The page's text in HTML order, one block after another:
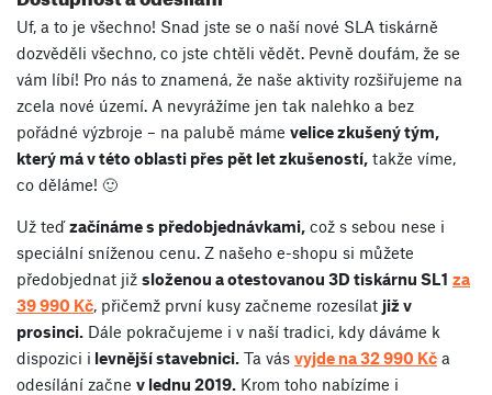
Uf, a to je všechno! Snad jste se o naší nové SLA tiskárně
dozvěděli všechno, co jste chtěli vědět. Pevně doufám, že se
vám líbí! Pro nás to znamená, že naše aktivity rozšiřujeme na
zcela nové území. A nevyrážíme jen tak nalehko a bez
pořádné výzbroje – na palubě máme velice zkušený tým,
který má v této oblasti přes pět let zkušeností, takže víme,
co děláme! 🙂
Už teďzačínáme s předobjednávkami, což s sebou nese i
speciální sníženou cenu. Z našeho e-shopu si můžete
předobjednat již složenou a otestovanou 3D tiskárnu SL1 za
39 990 Kč, přičemž první kusy začneme rozesílat již v
prosinci. Dále pokračujeme i v naší tradici, kdy dáváme k
dispozici i levnější stavebnici. Ta vás vyjde na 32 990 Kč a
odesílání začne v lednu 2019. Krom toho nabízíme i